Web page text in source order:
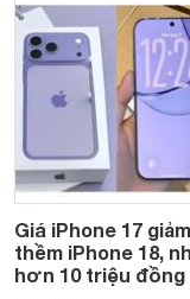
Giá iPhone 17
thềm iPhone 18,
hơn 10 triệu đồng